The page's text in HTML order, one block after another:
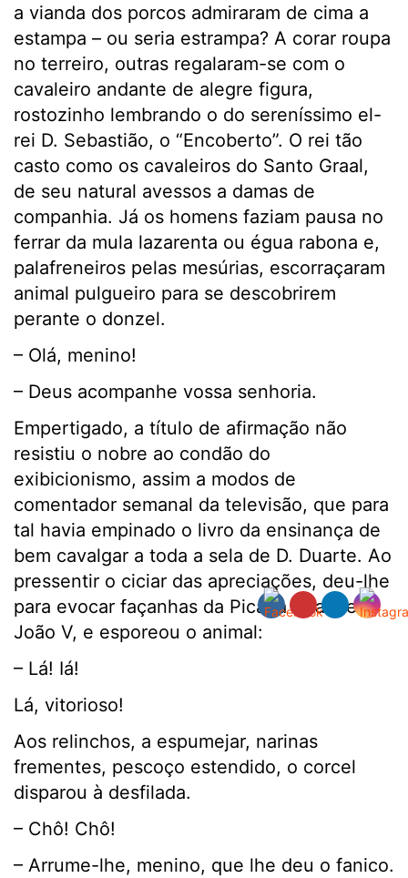
a vianda dos porcos admiraram de cima a
estampa – ou seria estrampa? A corar roupa
no terreiro, outras regalaram-se com o
cavaleiro andante de alegre figura,
rostozinho lembrando o do sereníssimo el-
rei D. Sebastião, o “Encoberto”. O rei tão
casto como os cavaleiros do Santo Graal,
de seu natural avessos a damas de
companhia. Já os homens faziam pausa no
ferrar da mula lazarenta ou égua rabona e,
palafreneiros pelas mesúrias, escorraçaram
animal pulgueiro para se descobrirem
perante o donzel.
– Olá, menino!
– Deus acompanhe vossa senhoria.
Empertigado, a título de afirmação não
resistiu o nobre ao condão do
exibicionismo, assim a modos de
comentador semanal da televisão, que para
tal havia empinado o livro da ensinança de
bem cavalgar a toda a sela de D. Duarte. Ao
pressentir o ciciar das apreciações, deu-lhe
para evocar façanhas da Picaria Real de D.
João V, e esporeou o animal:
– Lá! Iá!
Lá, vitorioso!
Aos relinchos, a espumejar, narinas
frementes, pescoço estendido, o corcel
disparou à desfilada.
– Chô! Chô!
– Arrume-lhe, menino, que lhe deu o fanico.